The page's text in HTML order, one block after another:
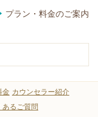
プラン・料金のご案内
金 カウンセラー紹介
あるご質問